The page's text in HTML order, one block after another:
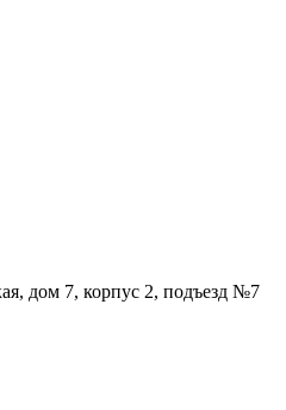
дом 7, корпус 2, подъезд №7